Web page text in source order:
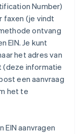
Number)
faxen (je vindt
ontvang
EIN. Je kunt
het adres van
(deze informatie
een aanvraag
het te
EIN aanvragen